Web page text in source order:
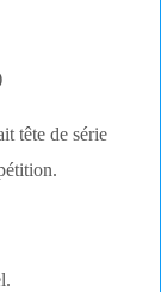
tête de série